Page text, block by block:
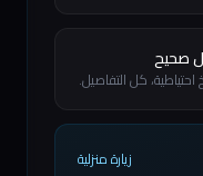
صحيح
كل التفاصيل.
زيارة منزلية